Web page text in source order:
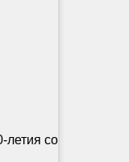
летия со